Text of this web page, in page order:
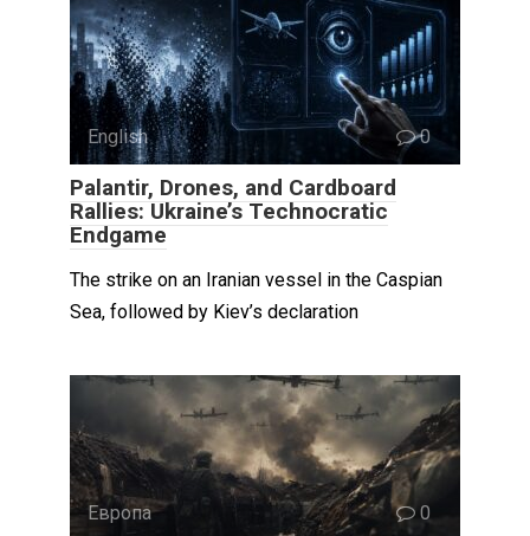
English 0
Palantir, Drones, and Cardboard
Rallies: Ukraine’s Technocratic
Endgame
The strike on an Iranian vessel in the Caspian
Sea, followed by Kiev’s declaration
Европа 0